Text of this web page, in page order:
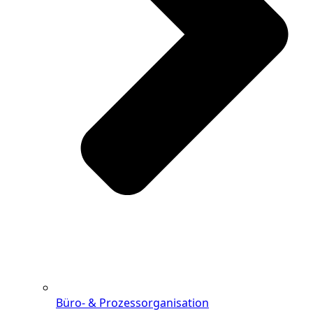
Büro- & Prozessorganisation